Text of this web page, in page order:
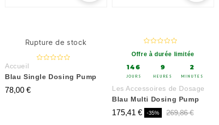
Rupture de stock
Accueil
Blau Single Dosing Pump
78,00 €
Offre à durée limitée
146
JOURS
9
HEURES
2
MINUTES
Les Accessoires de Dosage
Blau Multi Dosing Pump
175,41 € -35% 269,86 €